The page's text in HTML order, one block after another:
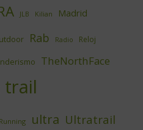
JLB Kilian Madrid
Rab Radio Reloj
TheNorthFace
trail
ultra Ultratrail